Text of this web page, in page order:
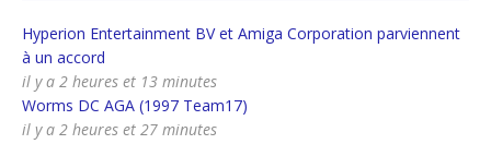
Hyperion Entertainment BV et Amiga Corporation parviennent
à un accord
il y a 2 heures et 13 minutes
Worms DC AGA (1997 Team17)
il y a 2 heures et 27 minutes